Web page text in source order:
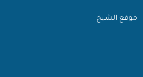
موقع الشيخ